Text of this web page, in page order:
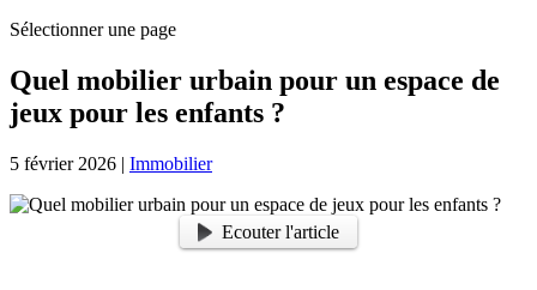
Sélectionner une page
Quel mobilier urbain pour un espace de
jeux pour les enfants ?
5 février 2026 | Immobilier
Ecouter l'article